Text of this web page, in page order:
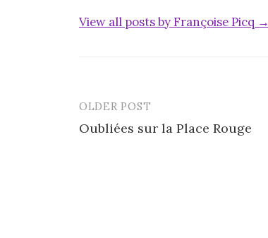
View all posts by Françoise Picq →
Post
navigation
OLDER POST
Oubliées sur la Place Rouge